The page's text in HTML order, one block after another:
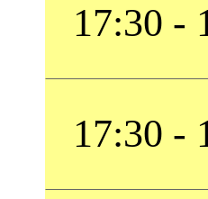
17:30 -
17:30 -